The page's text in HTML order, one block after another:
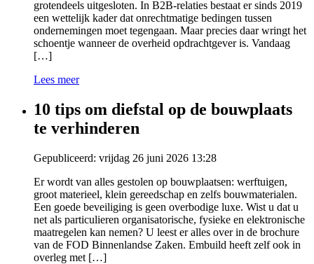
grotendeels uitgesloten. In B2B-relaties bestaat er sinds 2019
een wettelijk kader dat onrechtmatige bedingen tussen
ondernemingen moet tegengaan. Maar precies daar wringt het
schoentje wanneer de overheid opdrachtgever is. Vandaag
[…]
Lees meer
10 tips om diefstal op de bouwplaats
te verhinderen
Gepubliceerd: vrijdag 26 juni 2026 13:28
Er wordt van alles gestolen op bouwplaatsen: werftuigen,
groot materieel, klein gereedschap en zelfs bouwmaterialen.
Een goede beveiliging is geen overbodige luxe. Wist u dat u
net als particulieren organisatorische, fysieke en elektronische
maatregelen kan nemen? U leest er alles over in de brochure
van de FOD Binnenlandse Zaken. Embuild heeft zelf ook in
overleg met […]